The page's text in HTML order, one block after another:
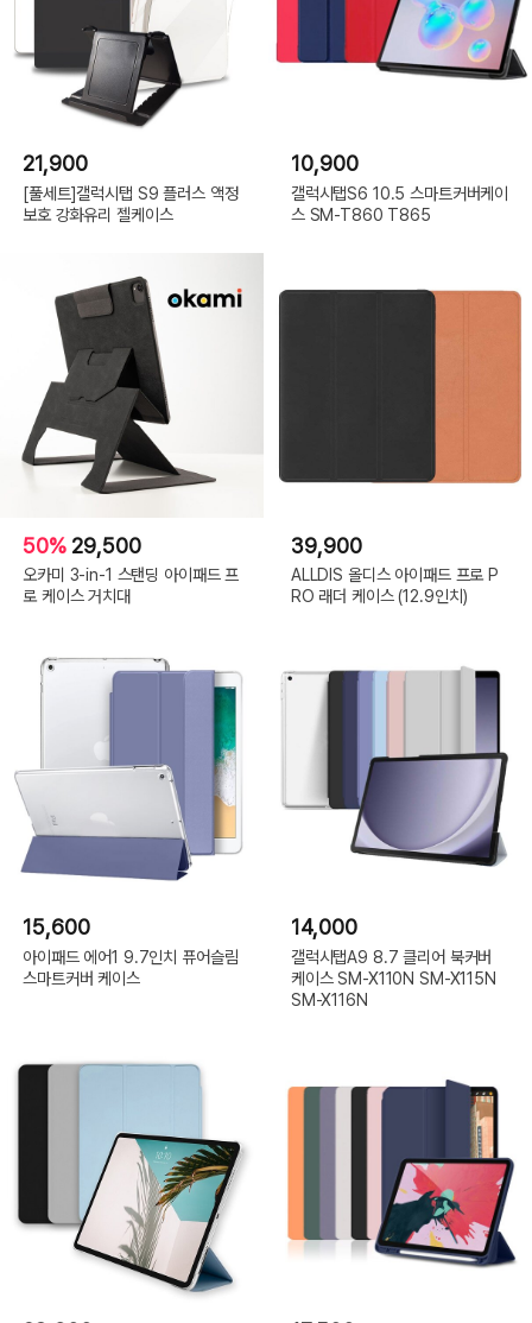
21,900
[풀세트]갤럭시탭 S9 플러스 액정
보호 강화유리 젤케이스
10,900
갤럭시탭S6 10.5 스마트커버케이
스 SM-T860 T865
50% 29,500
오카미 3-in-1 스탠딩 아이패드 프
로 케이스 거치대
39,900
ALLDIS 올디스 아이패드 프로 P
RO 래더 케이스 (12.9인치)
15,600
아이패드 에어1 9.7인치 퓨어슬림
스마트커버 케이스
14,000
갤럭시탭A9 8.7 클리어 북커버
케이스 SM-X110N SM-X115N
SM-X116N